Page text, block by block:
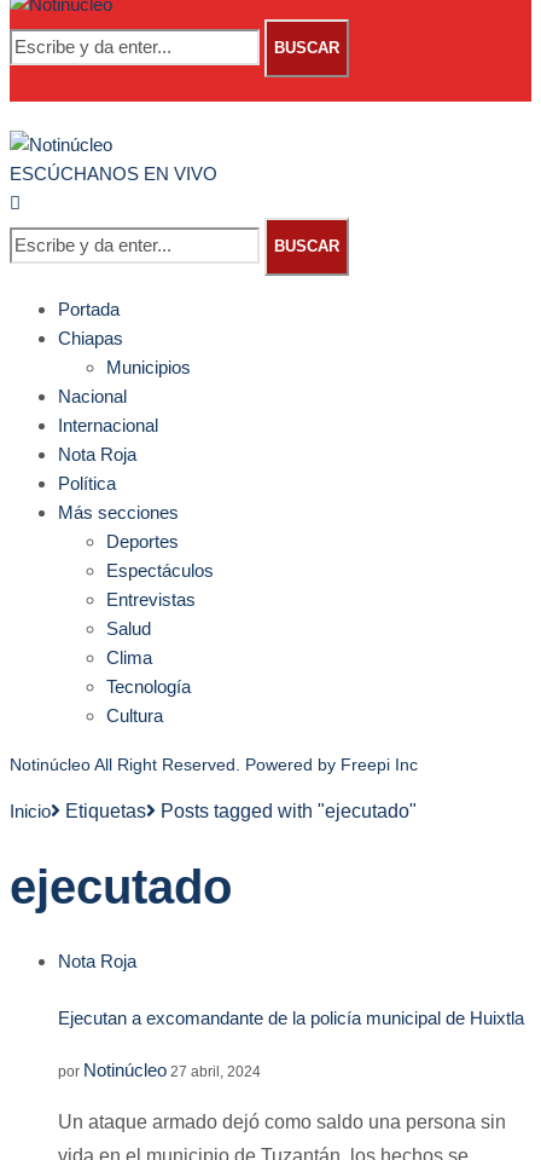
BUSCAR
ESCÚCHANOS EN VIVO
BUSCAR
Portada
Chiapas
Municipios
Nacional
Internacional
Nota Roja
Política
Más secciones
Deportes
Espectáculos
Entrevistas
Salud
Clima
Tecnología
Cultura
Notinúcleo All Right Reserved. Powered by Freepi Inc
Inicio Etiquetas Posts tagged with "ejecutado"
ejecutado
Nota Roja
Ejecutan a excomandante de la policía municipal de Huixtla
por Notinúcleo 27 abril, 2024
Un ataque armado dejó como saldo una persona sin